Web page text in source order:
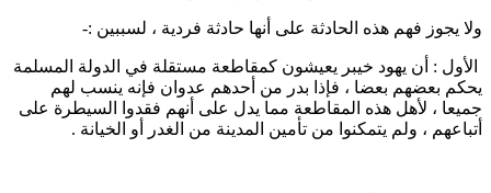
يجوز فهم هذه الحادثة على أنها حادثة فردية ، لسببين :-
: أن يهود خيبر يعيشون كمقاطعة مستقلة في الدولة المسلمة
بعضهم بعضا ، فإذا بدر من أحدهم عدوان فإنه ينسب لهم
، لأهل هذه المقاطعة مما يدل على أنهم فقدوا السيطرة على
، ولم يتمكنوا من تأمين المدينة من الغدر أو الخيانة .